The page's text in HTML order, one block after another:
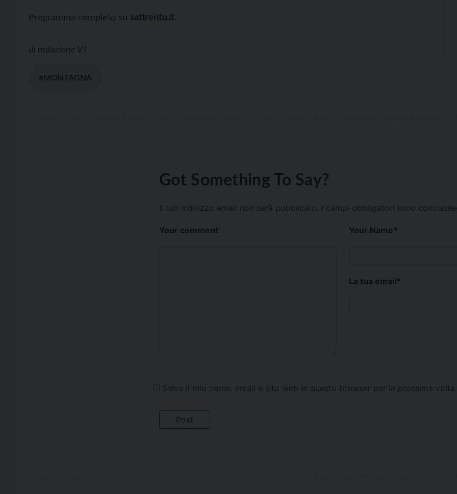
Programma completo su sattrento.it.
di redazione VT
#MONTAGNA
Got Something To Say?
Il tuo indirizzo email non sarà pubblicato. I campi obbligatori sono
Your comment Your Name*
La tua email*
Salva il mio nome, email e sito web in questo browser per la prossima